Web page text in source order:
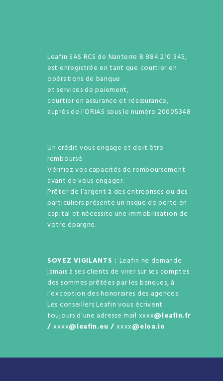
Leafin SAS RCS de Nanterre B 884 210 345,
est enregistrée en tant que courtier en
opérations de banque
et services de paiement,
courtier en assurance et réassurance,
auprès de l’ORIAS sous le numéro 20005348
Un crédit vous engage et doit être
remboursé.
Vérifiez vos capacités de remboursement
avant de vous engager.
Prêter de l’argent à des entreprises ou des
particuliers présente un risque de perte en
capital et nécessite une immobilisation de
votre épargne.
SOYEZ VIGILANTS : Leafin ne demande
jamais à ses clients de virer sur ses comptes
des sommes prêtées par les banques, à
l’exception des honoraires des agences.
Les conseillers Leafin vous écrivent
toujours d’une adresse mail xxxx@leafin.fr
/xxxx@leafin.eu /xxxx@eloa.io